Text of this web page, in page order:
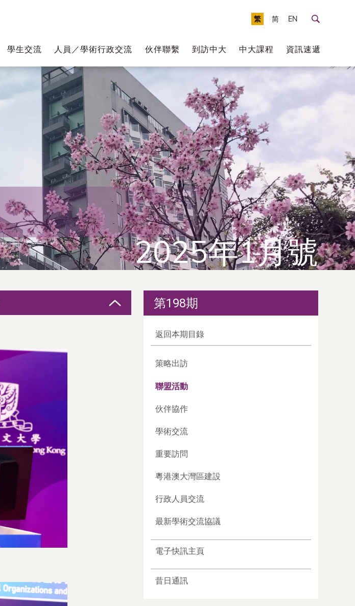
EN
繁 简
學生交流 人員／學術行政交流 伙伴聯繫 到訪中大 中大課程 資訊速遞
2025年1月號
第198期
返回本期目錄
策略出訪
聯盟活動
伙伴協作
學術交流
重要訪問
粵港澳大灣區建設
行政人員交流
最新學術交流協議
電子快訊主頁
昔日通訊